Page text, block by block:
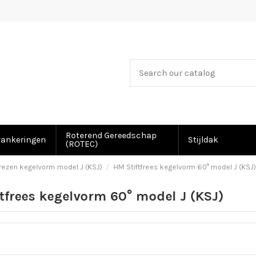
Roterend Gereedschap
(ROTEC)
Stijldak
kegelvorm model J (KSJ) HM Stiftfrees kegelvorm 60° model J (KSJ)
kegelvorm 60° model J (KSJ)